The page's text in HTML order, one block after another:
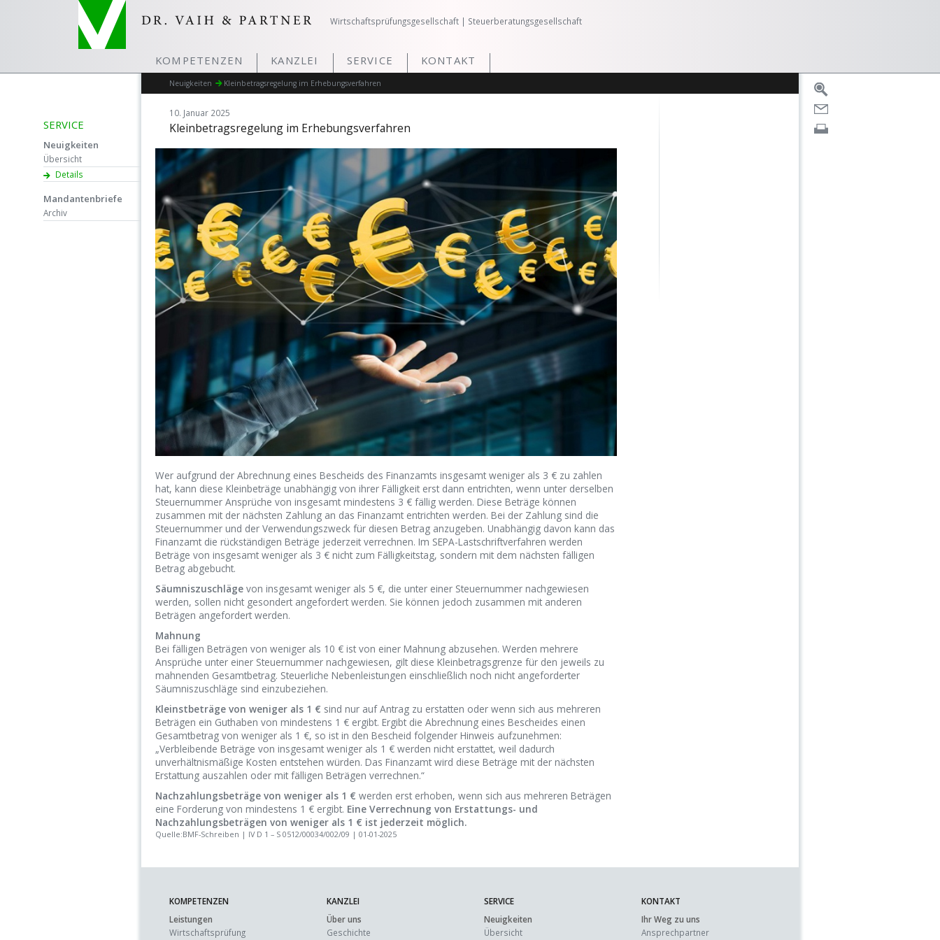
Wirtschaftsprüfungsgesellschaft | Steuerberatungsgesellschaft
KOMPETENZEN KANZLEI SERVICE KONTAKT
Neuigkeiten Kleinbetragsregelung im Erhebungsverfahren
SERVICE
Neuigkeiten
Übersicht
Details
Mandantenbriefe
Archiv
10. Januar 2025
Kleinbetragsregelung im Erhebungsverfahren
Wer aufgrund der Abrechnung eines Bescheids des Finanzamts insgesamt weniger als 3 € zu zahlen
hat, kann diese Kleinbeträge unabhängig von ihrer Fälligkeit erst dann entrichten, wenn unter derselben
Steuernummer Ansprüche von insgesamt mindestens 3 € fällig werden. Diese Beträge können
zusammen mit der nächsten Zahlung an das Finanzamt entrichten werden. Bei der Zahlung sind die
Steuernummer und der Verwendungszweck für diesen Betrag anzugeben. Unabhängig davon kann das
Finanzamt die rückständigen Beträge jederzeit verrechnen. Im SEPA-Lastschriftverfahren werden
Beträge von insgesamt weniger als 3 € nicht zum Fälligkeitstag, sondern mit dem nächsten fälligen
Betrag abgebucht.
Säumniszuschläge von insgesamt weniger als 5 €, die unter einer Steuernummer nachgewiesen
werden, sollen nicht gesondert angefordert werden. Sie können jedoch zusammen mit anderen
Beträgen angefordert werden.
Mahnung
Bei fälligen Beträgen von weniger als 10 € ist von einer Mahnung abzusehen. Werden mehrere
Ansprüche unter einer Steuernummer nachgewiesen, gilt diese Kleinbetragsgrenze für den jeweils zu
mahnenden Gesamtbetrag. Steuerliche Nebenleistungen einschließlich noch nicht angeforderter
Säumniszuschläge sind einzubeziehen.
Kleinstbeträge von weniger als 1 € sind nur auf Antrag zu erstatten oder wenn sich aus mehreren
Beträgen ein Guthaben von mindestens 1 € ergibt. Ergibt die Abrechnung eines Bescheides einen
Gesamtbetrag von weniger als 1 €, so ist in den Bescheid folgender Hinweis aufzunehmen:
„Verbleibende Beträge von insgesamt weniger als 1 € werden nicht erstattet, weil dadurch
unverhältnismäßige Kosten entstehen würden. Das Finanzamt wird diese Beträge mit der nächsten
Erstattung auszahlen oder mit fälligen Beträgen verrechnen.“
Nachzahlungsbeträge von weniger als 1 € werden erst erhoben, wenn sich aus mehreren Beträgen
eine Forderung von mindestens 1 € ergibt. Eine Verrechnung von Erstattungs- und
Nachzahlungsbeträgen von weniger als 1 € ist jederzeit möglich.
Quelle:BMF-Schreiben | IV D 1 – S 0512/00034/002/09 | 01-01-2025
KOMPETENZEN
Leistungen
Wirtschaftsprüfung
KANZLEI
Über uns
Geschichte
SERVICE
Neuigkeiten
Übersicht
KONTAKT
Ihr Weg zu uns
Ansprechpartner